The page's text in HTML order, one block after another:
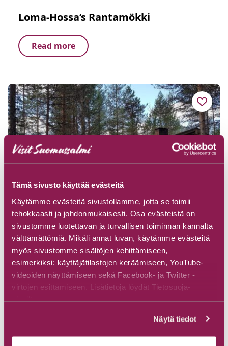
Tämä sivusto käyttää evästeitä
Käytämme evästeitä sivustollamme, jotta se toimii
tehokkaasti ja johdonmukaisesti. Osa evästeistä on
sivustomme luotettavan ja turvallisen toiminnan kannalta
välttämättömiä. Mikäli annat luvan, käytämme evästeitä
myös sivustomme sisältöjen kehittämiseen,
esimerkiksi: käyttäjätilastojen keräämiseen, YouTube-
videoiden näyttämiseen sekä Facebook- ja Twitter -
virtojen esittämiseen. Lisätietoja löydät Tietosuoja-
sivuiltamme.
Näytä tiedot
Loma-Hossa’s Rantamökki
Read more
Loma-Hossa’s Saunamökki
Read more